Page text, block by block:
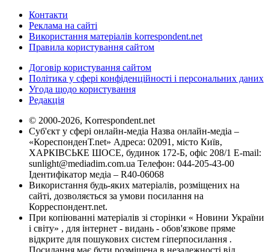
Контакти
Реклама на сайті
Використання матеріалів korrespondent.net
Правила користування сайтом
Договір користування сайтом
Політика у сфері конфіденційності і персональних даних
Угода щодо користування
Редакція
© 2000-2026, Korrespondent.net
Суб'єкт у сфері онлайн-медіа Назва онлайн-медіа –
«КореспонденТ.net» Адреса: 02091, місто Київ,
ХАРКІВСЬКЕ ШОСЕ, будинок 172-Б, офіс 208/1 E-mail:
sunlight@mediadim.com.ua Телефон: 044-205-43-00
Ідентифікатор медіа – R40-06068
Використання будь-яких матеріалів, розміщених на
сайті, дозволяється за умови посилання на
Корреспондент.net.
При копіюванні матеріалів зі сторінки « Новини України
і світу» , для інтернет - видань - обов'язкове пряме
відкрите для пошукових систем гіперпосилання .
Посилання має бути розміщена в незалежності від